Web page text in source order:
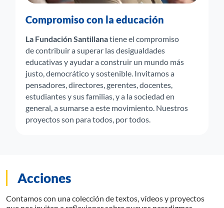
Compromiso con la educación
La Fundación Santillanatiene el compromiso
de contribuir a superar las desigualdades
educativas y ayudar a construir un mundo más
justo, democrático y sostenible. Invitamos a
pensadores, directores, gerentes, docentes,
estudiantes y sus familias, y a la sociedad en
general, a sumarse a este movimiento. Nuestros
proyectos son para todos, por todos.
Acciones
Contamos con una colección de textos, vídeos y proyectos